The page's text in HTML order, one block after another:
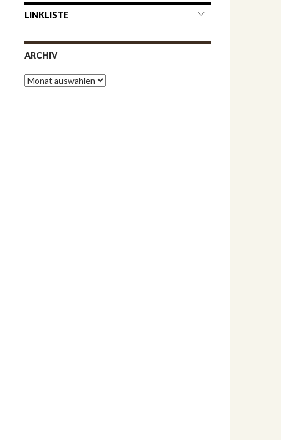
LINKLISTE
ARCHIV
A
r